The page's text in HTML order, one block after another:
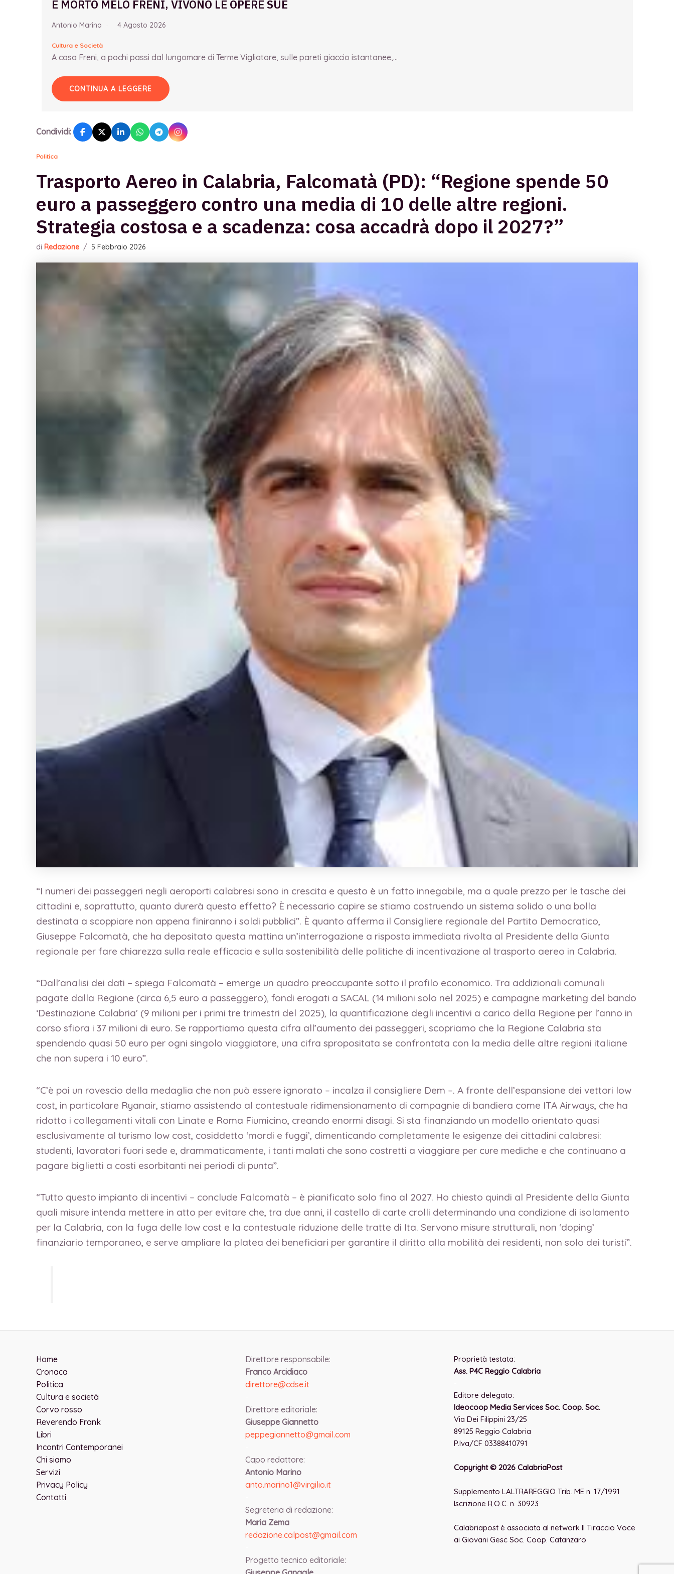
È MORTO MELO FRENI, VIVONO LE OPERE SUE
Antonio Marino 4 Agosto 2026
Cultura e Società
A casa Freni, a pochi passi dal lungomare di Terme Vigliatore, sulle pareti giaccio istantanee,...
CONTINUA A LEGGERE
Condividi:
Politica
Trasporto Aereo in Calabria, Falcomatà (PD): “Regione spende 50
euro a passeggero contro una media di 10 delle altre regioni.
Strategia costosa e a scadenza: cosa accadrà dopo il 2027?”
di Redazione / 5 Febbraio 2026
“I numeri dei passeggeri negli aeroporti calabresi sono in crescita e questo è un fatto innegabile, ma a quale prezzo per le tasche dei
cittadini e, soprattutto, quanto durerà questo effetto? È necessario capire se stiamo costruendo un sistema solido o una bolla
destinata a scoppiare non appena finiranno i soldi pubblici”. È quanto afferma il Consigliere regionale del Partito Democratico,
Giuseppe Falcomatà, che ha depositato questa mattina un’interrogazione a risposta immediata rivolta al Presidente della Giunta
regionale per fare chiarezza sulla reale efficacia e sulla sostenibilità delle politiche di incentivazione al trasporto aereo in Calabria.
“Dall’analisi dei dati – spiega Falcomatà – emerge un quadro preoccupante sotto il profilo economico. Tra addizionali comunali
pagate dalla Regione (circa 6,5 euro a passeggero), fondi erogati a SACAL (14 milioni solo nel 2025) e campagne marketing del bando
‘Destinazione Calabria’ (9 milioni per i primi tre trimestri del 2025), la quantificazione degli incentivi a carico della Regione per l’anno in
corso sfiora i 37 milioni di euro. Se rapportiamo questa cifra all’aumento dei passeggeri, scopriamo che la Regione Calabria sta
spendendo quasi 50 euro per ogni singolo viaggiatore, una cifra spropositata se confrontata con la media delle altre regioni italiane
che non supera i 10 euro”.
“C’è poi un rovescio della medaglia che non può essere ignorato – incalza il consigliere Dem –. A fronte dell’espansione dei vettori low
cost, in particolare Ryanair, stiamo assistendo al contestuale ridimensionamento di compagnie di bandiera come ITA Airways, che ha
ridotto i collegamenti vitali con Linate e Roma Fiumicino, creando enormi disagi. Si sta finanziando un modello orientato quasi
esclusivamente al turismo low cost, cosiddetto ‘mordi e fuggi’, dimenticando completamente le esigenze dei cittadini calabresi:
studenti, lavoratori fuori sede e, drammaticamente, i tanti malati che sono costretti a viaggiare per cure mediche e che continuano a
pagare biglietti a costi esorbitanti nei periodi di punta”.
“Tutto questo impianto di incentivi – conclude Falcomatà – è pianificato solo fino al 2027. Ho chiesto quindi al Presidente della Giunta
quali misure intenda mettere in atto per evitare che, tra due anni, il castello di carte crolli determinando una condizione di isolamento
per la Calabria, con la fuga delle low cost e la contestuale riduzione delle tratte di Ita. Servono misure strutturali, non ‘doping’
finanziario temporaneo, e serve ampliare la platea dei beneficiari per garantire il diritto alla mobilità dei residenti, non solo dei turisti”.
Home
Cronaca
Politica
Cultura e società
Corvo rosso
Reverendo Frank
Libri
Incontri Contemporanei
Chi siamo
Servizi
Privacy Policy
Contatti
Direttore responsabile:
Franco Arcidiaco
direttore@cdse.it
Direttore editoriale:
Giuseppe Giannetto
peppegiannetto@gmail.com
Capo redattore:
Antonio Marino
anto.marino1@virgilio.it
Segreteria di redazione:
Maria Zema
redazione.calpost@gmail.com
Progetto tecnico editoriale:
Proprietà testata:
Ass. P4C Reggio Calabria
Editore delegato:
Ideocoop Media Services Soc. Coop. Soc.
Via Dei Filippini 23/25
89125 Reggio Calabria
P.Iva/CF 03388410791
Copyright © 2026 CalabriaPost
Supplemento LALTRAREGGIO Trib. ME n. 17/1991
Iscrizione R.O.C. n. 30923
Calabriapost è associata al network Il Tiraccio Voce
ai Giovani Gesc Soc. Coop. Catanzaro